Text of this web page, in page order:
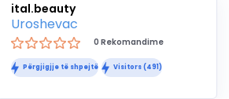
ital.beauty
Uroshevac
0 Rekomandime
Përgjigjje të shpejtë Visitors (491)